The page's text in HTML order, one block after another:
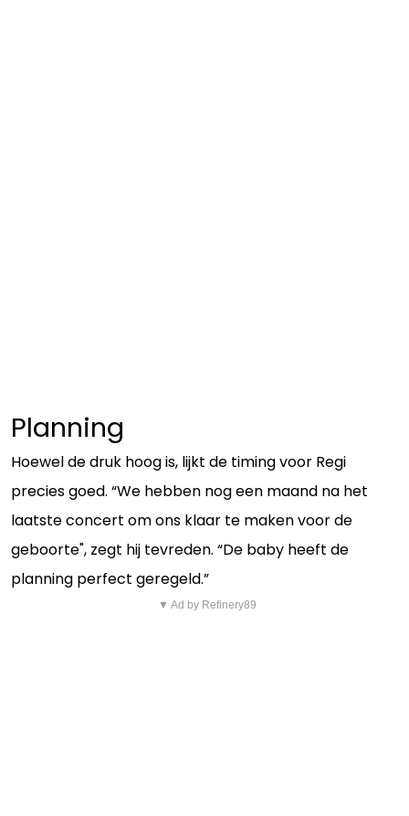
Planning
Hoewel de druk hoog is, lijkt de timing voor Regi
precies goed. “We hebben nog een maand na het
laatste concert om ons klaar te maken voor de
geboorte", zegt hij tevreden. “De baby heeft de
planning perfect geregeld.”
▼ Ad by Refinery89